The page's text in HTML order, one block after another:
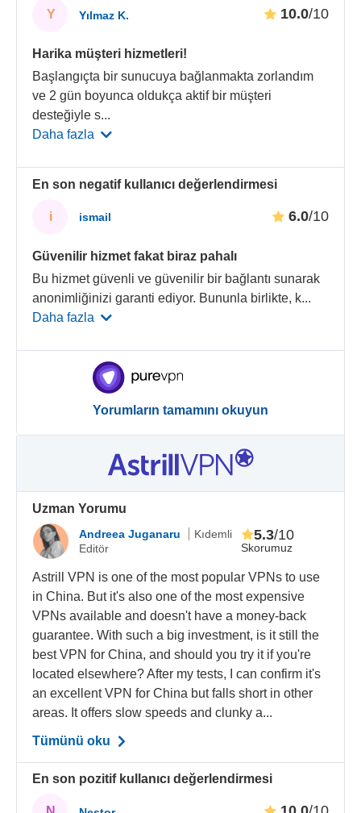
Y Yılmaz K. 10.0/10
Harika müşteri hizmetleri!
Başlangıçta bir sunucuya bağlanmakta zorlandım
ve 2 gün boyunca oldukça aktif bir müşteri
desteğiyle s...
Daha fazla
En son negatif kullanıcı değerlendirmesi
i ismail 6.0/10
Güvenilir hizmet fakat biraz pahalı
Bu hizmet güvenli ve güvenilir bir bağlantı sunarak
anonimliğinizi garanti ediyor. Bununla birlikte, k...
Daha fazla
Yorumların tamamını okuyun
Uzman Yorumu
Andreea Juganaru
Kıdemli
Editör
Skorumuz
5.3/10
Astrill VPN is one of the most popular VPNs to use
in China. But it's also one of the most expensive
VPNs available and doesn't have a money-back
guarantee. With such a big investment, is it still the
best VPN for China, and should you try it if you're
located elsewhere? After my tests, I can confirm it's
an excellent VPN for China but falls short in other
areas. It offers slow speeds and clunky a...
Tümünü oku
En son pozitif kullanıcı değerlendirmesi